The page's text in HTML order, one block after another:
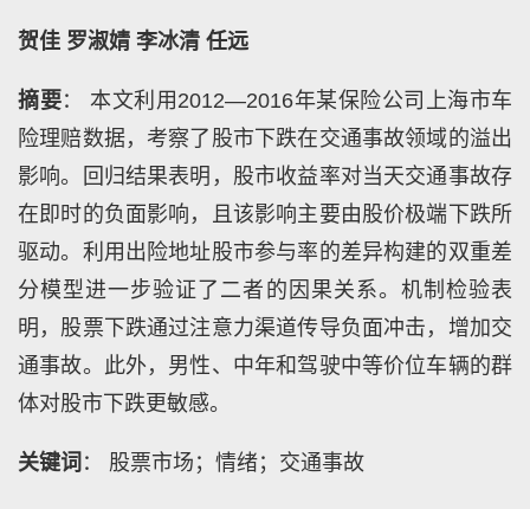
贺佳 罗淑婧 李冰清 任远
摘要： 本文利用2012—2016年某保险公司上海市车
险理赔数据，考察了股市下跌在交通事故领域的溢出
影响。回归结果表明，股市收益率对当天交通事故存
在即时的负面影响，且该影响主要由股价极端下跌所
驱动。利用出险地址股市参与率的差异构建的双重差
分模型进一步验证了二者的因果关系。机制检验表
明，股票下跌通过注意力渠道传导负面冲击，增加交
通事故。此外，男性、中年和驾驶中等价位车辆的群
体对股市下跌更敏感。
关键词 ： 股票市场；情绪；交通事故